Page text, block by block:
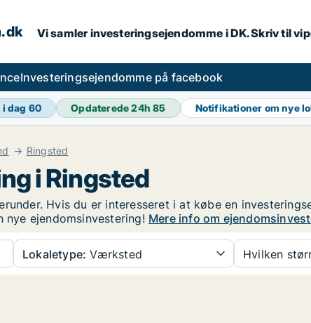
Vi samler investeringsejendomme i DK. Skriv til
Investeringsejendomme på facebook
i dag 60 Opdaterede 24h85 Notifikationer om nye
Ringsted
i Ringsted
Hvis du er interesseret i at købe en
ejendomsinvestering! Mere info om
Lokaletype: Værksted Hvilken